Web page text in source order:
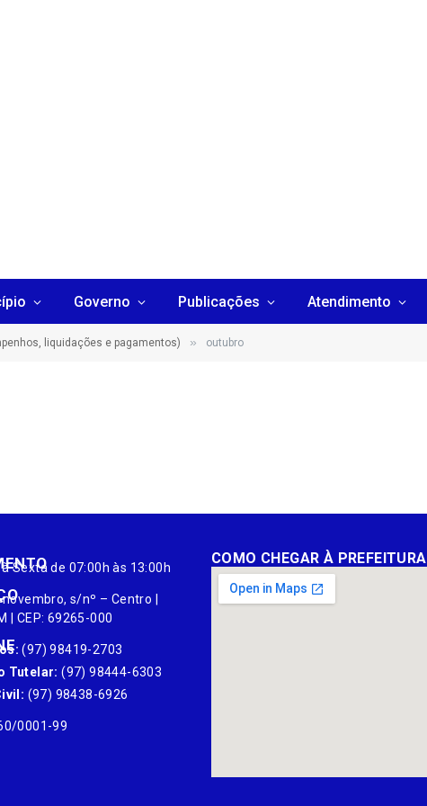
Governo Publicações Atendimento
liquidações e pagamentos) » outubro
Sexta de 07:00h às 13:00h
s/nº – Centro |
| CEP: 69265-000
(97) 98419-2703
Tutelar: (97) 98444-6303
(97) 98438-6926
0001-99
COMO CHEGAR À PREFEITURA